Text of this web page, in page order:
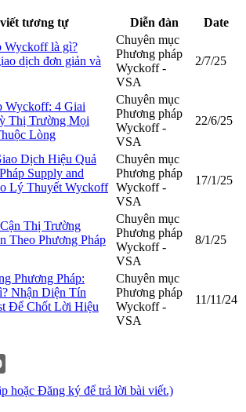
tương tự Diễn đàn
Date
Wyckoff là gì?
dịch đơn giản và
Chuyên mục
Phương pháp
Wyckoff -
VSA
2/7/25
Wyckoff: 4 Giai
Thị Trường Mọi
Lòng
Chuyên mục
Phương pháp
Wyckoff -
VSA
22/6/25
Dịch Hiệu Quả
Supply and
Lý Thuyết Wyckoff
Chuyên mục
Phương pháp
Wyckoff -
VSA
17/1/25
Thị Trường
Theo Phương Pháp
Chuyên mục
Phương pháp
Wyckoff -
VSA
8/1/25
Phương Pháp:
Nhận Diện Tín
Để Chốt Lời Hiệu
Chuyên mục
Phương pháp
Wyckoff -
VSA
11/11/24
hoặc Đăng ký để trả lời bài viết.)